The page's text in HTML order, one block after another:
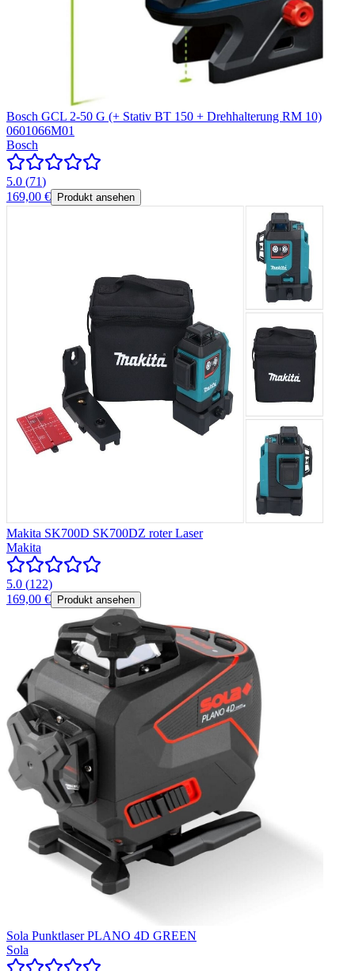
Bosch GCL 2-50 G (+ Stativ BT 150 + Drehhalterung RM 10)
0601066M01
Bosch
5.0 (71)
169,00 €
Produkt ansehen
Makita SK700D SK700DZ roter Laser
Makita
5.0 (122)
169,00 €
Produkt ansehen
Sola Punktlaser PLANO 4D GREEN
Sola